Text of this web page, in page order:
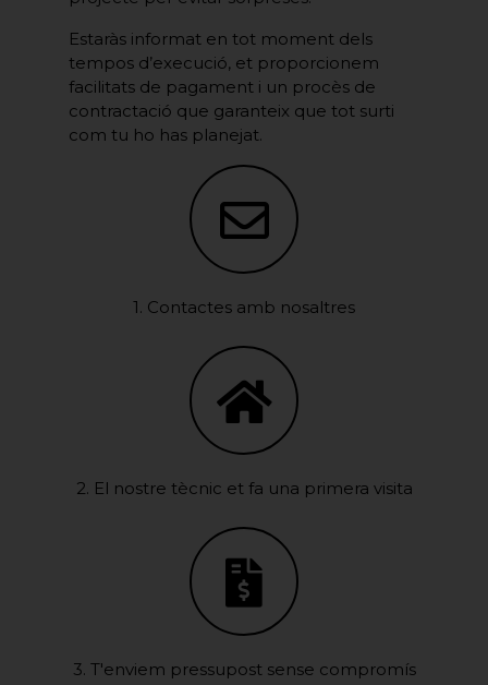
Estaràs informat en tot moment dels
tempos d’execució, et proporcionem
facilitats de pagament i un procès de
contractació que garanteix que tot surti
com tu ho has planejat.
1. Contactes amb nosaltres
2. El nostre tècnic et fa una primera visita
3. T'enviem pressupost sense compromís